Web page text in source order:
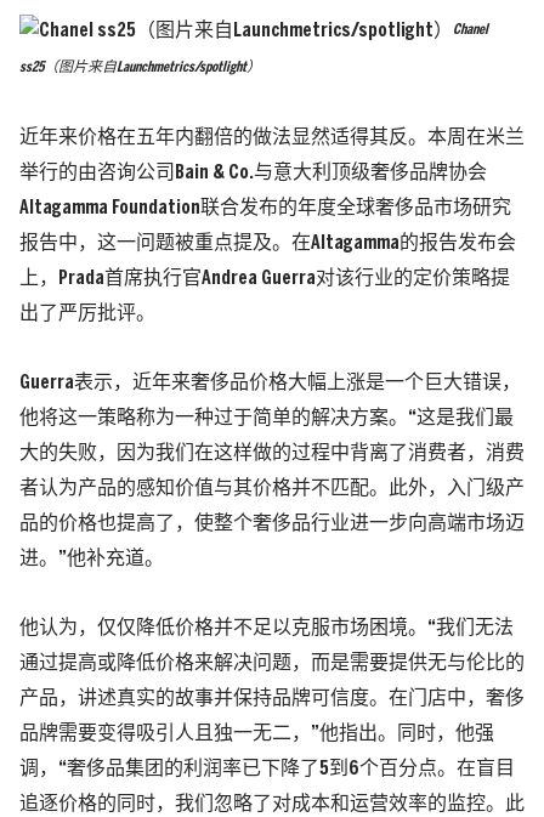
Chanel
ss25（图片来自Launchmetrics/spotlight）
近年来价格在五年内翻倍的做法显然适得其反。本周在米兰
举行的由咨询公司Bain & Co.与意大利顶级奢侈品牌协会
Altagamma Foundation联合发布的年度全球奢侈品市场研究
报告中，这一问题被重点提及。在Altagamma的报告发布会
上，Prada首席执行官Andrea Guerra对该行业的定价策略提
出了严厉批评。
Guerra表示，近年来奢侈品价格大幅上涨是一个巨大错误，
他将这一策略称为一种过于简单的解决方案。“这是我们最
大的失败，因为我们在这样做的过程中背离了消费者，消费
者认为产品的感知价值与其价格并不匹配。此外，入门级产
品的价格也提高了，使整个奢侈品行业进一步向高端市场迈
进。”他补充道。
他认为，仅仅降低价格并不足以克服市场困境。“我们无法
通过提高或降低价格来解决问题，而是需要提供无与伦比的
产品，讲述真实的故事并保持品牌可信度。在门店中，奢侈
品牌需要变得吸引人且独一无二，”他指出。同时，他强
调，“奢侈品集团的利润率已下降了5到6个百分点。在盲目
追逐价格的同时，我们忽略了对成本和运营效率的监控。此